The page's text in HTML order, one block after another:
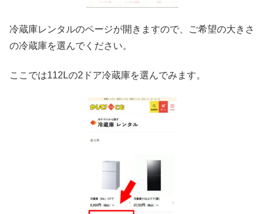
冷蔵庫レンタルのページが開きますので、ご希望の大きさ
の冷蔵庫を選んでください。
ここでは112Lの2ドア冷蔵庫を選んでみます。